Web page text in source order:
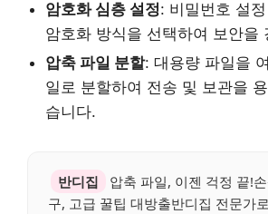
암호화 심층 설정: 비밀번호 설
암호화 방식을 선택하여 보안을
압축 파일 분할: 대용량 파일을
일로 분할하여 전송 및 보관을
습니다.
반디집
압축 파일, 이젠 걱정 끝!
구, 고급 꿀팁 대방출반디집 전문가